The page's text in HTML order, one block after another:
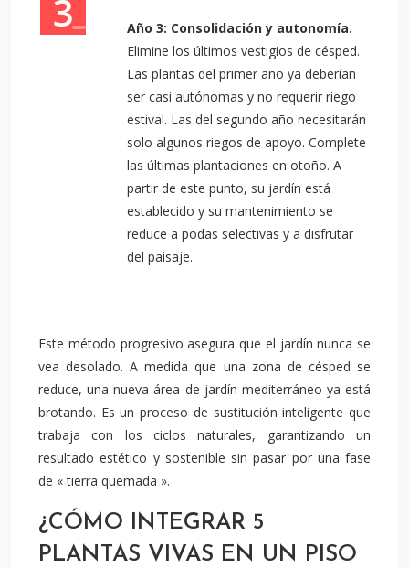
Año 3: Consolidación y autonomía.
Elimine los últimos vestigios de césped.
Las plantas del primer año ya deberían
ser casi autónomas y no requerir riego
estival. Las del segundo año necesitarán
solo algunos riegos de apoyo. Complete
las últimas plantaciones en otoño. A
partir de este punto, su jardín está
establecido y su mantenimiento se
reduce a podas selectivas y a disfrutar
del paisaje.
Este método progresivo asegura que el jardín nunca se
vea desolado. A medida que una zona de césped se
reduce, una nueva área de jardín mediterráneo ya está
brotando. Es un proceso de sustitución inteligente que
trabaja con los ciclos naturales, garantizando un
resultado estético y sostenible sin pasar por una fase
de « tierra quemada ».
¿CÓMO INTEGRAR 5
PLANTAS VIVAS EN UN PISO